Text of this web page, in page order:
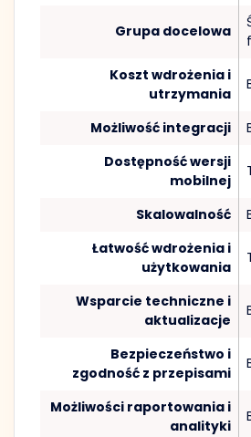
Grupa docelowa
Koszt wdrożenia i
utrzymania
Możliwość integracji
Dostępność wersji
mobilnej
Skalowalność
Łatwość wdrożenia i
użytkowania
Wsparcie techniczne i
aktualizacje
Bezpieczeństwo i
zgodność z przepisami
Możliwości raportowania i
analityki